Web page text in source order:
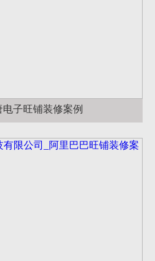
子旺铺装修案例